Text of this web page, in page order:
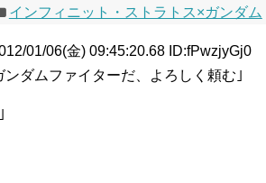
インフィニット・ストラトス×ガンダム
01/06(金) 09:45:20.68 ID:fPwzjyGj0
ダムファイターだ、よろしく頼む｣